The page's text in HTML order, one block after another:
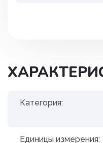
Категория:
Единицы измерения: